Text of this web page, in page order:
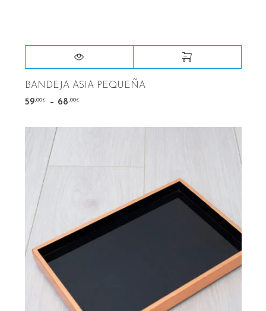
BANDEJA ASIA PEQUEÑA
59,00€ – 68 ,00€